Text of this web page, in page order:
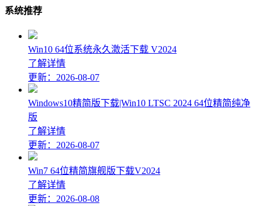
系统推荐
Win10 64位系统永久激活下载 V2024
了解详情
更新：2026-08-07
Windows10精简版下载|Win10 LTSC 2024 64位精简纯净
版
了解详情
更新：2026-08-07
Win7 64位精简旗舰版下载V2024
了解详情
更新：2026-08-08